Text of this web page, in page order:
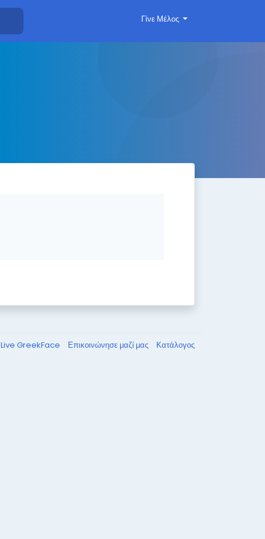
Γίνε Μέλος
Live GreekFace Επικοινώνησε μαζί μας Κατάλογος